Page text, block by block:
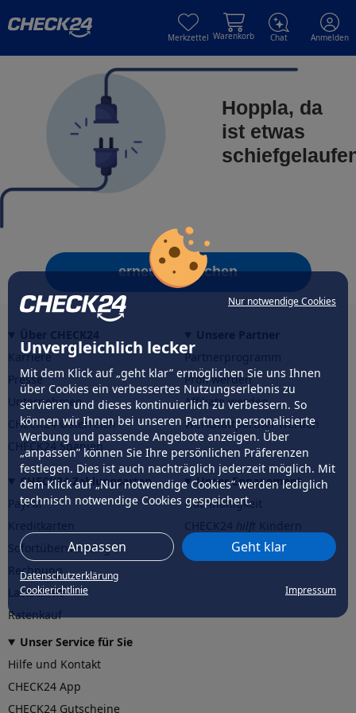
Nur notwendige Cookies
Unvergleichlich lecker
Mit dem Klick auf „geht klar” ermöglichen Sie uns Ihnen
über Cookies ein verbessertes Nutzungserlebnis zu
servieren und dieses kontinuierlich zu verbessern. So
können wir Ihnen bei unseren Partnern personalisierte
Werbung und passende Angebote anzeigen. Über
„anpassen” können Sie Ihre persönlichen Präferenzen
festlegen. Dies ist auch nachträglich jederzeit möglich. Mit
dem Klick auf „Nur notwendige Cookies” werden lediglich
technisch notwendige Cookies gespeichert.
Anpassen Geht klar
Datenschutzerklärung
Cookierichtlinie
Impressum
Merkzettel Warenkorb Chat Anmelden
Hoppla, da
ist etwas
erneut versuchen
Karriere
Presse
Unternehmen
CHECK24 Österreich
CHECK24 Spanien
Partnerprogramm
Profi werden
Affiliate werden
Werkstattpartner werden
CHECK24 Zahlungsarten
PayPal
Sofortüberweisung
Rechnung
Lastschrift
Ratenkauf
Unser Engagement
Nachhaltigkeit
CHECK24hilftder Natur
Unser Service für Sie
Hilfe und Kontakt
CHECK24 App
CHECK24 Gutscheine